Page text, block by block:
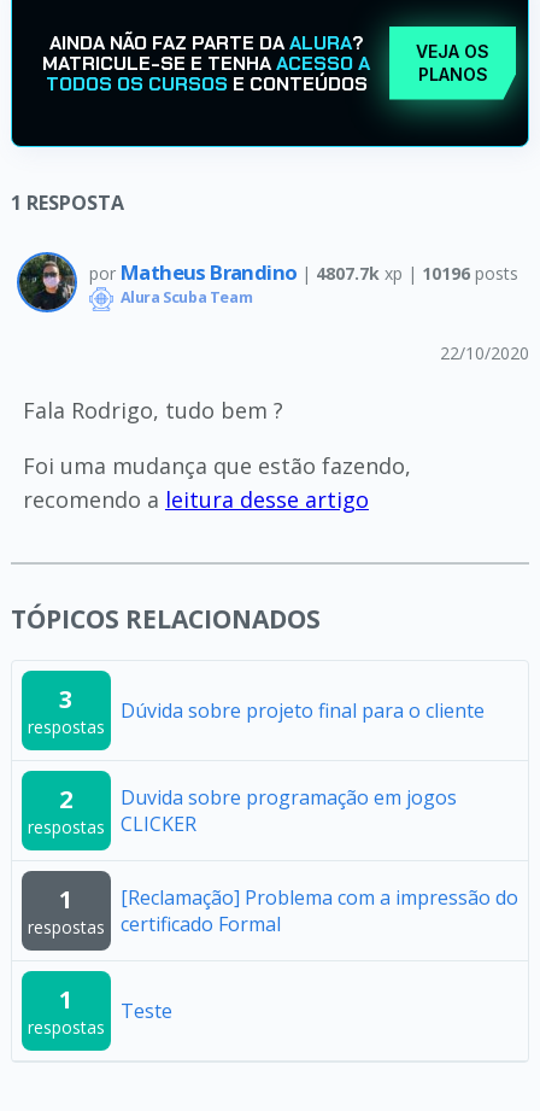
AINDA NÃO FAZ PARTE DAALURA?
MATRICULE-SE E TENHAACESSO A
TODOS OS CURSOS E CONTEÚDOS
VEJA OS
PLANOS
1 RESPOSTA
por Matheus Brandino | 4807.7k xp | 10196posts
Alura Scuba Team
22/10/2020
Fala Rodrigo, tudo bem ?
Foi uma mudança que estão fazendo,
recomendo a leitura desse artigo
TÓPICOS RELACIONADOS
3
respostas
Dúvida sobre projeto final para o cliente
2
respostas
Duvida sobre programação em jogos
CLICKER
1
respostas
[Reclamação] Problema com a impressão do
certificado Formal
1
respostas
Teste